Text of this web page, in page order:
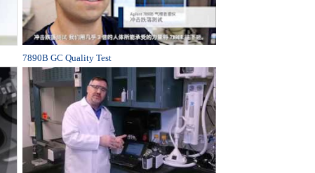
7890B GC Quality Test